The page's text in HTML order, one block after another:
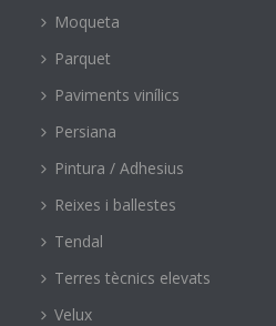
Moqueta
Parquet
Paviments vinílics
Persiana
Pintura / Adhesius
Reixes i ballestes
Tendal
Terres tècnics elevats
Velux